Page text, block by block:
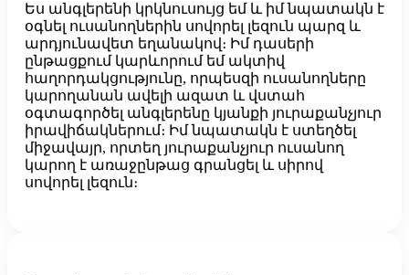
Ես անգլերենի կրկնուսույց եմ և իմ նպատակն է
օգնել ուսանողներին սովորել լեզուն պարզ և
արդյունավետ եղանակով։ Իմ դասերի
ընթացքում կարևորում եմ ակտիվ
հաղորդակցությունը, որպեսզի ուսանողները
կարողանան ավելի ազատ և վստահ
օգտագործել անգլերենը կյանքի յուրաքանչյուր
իրավիճակներում։ Իմ նպատակն է ստեղծել
միջավայր, որտեղ յուրաքանչյուր ուսանող
կարող է առաջընթաց գրանցել և սիրով
սովորել լեզուն։